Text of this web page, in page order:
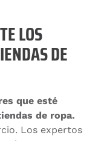
LOS
DE
que esté
de ropa.
Los expertos